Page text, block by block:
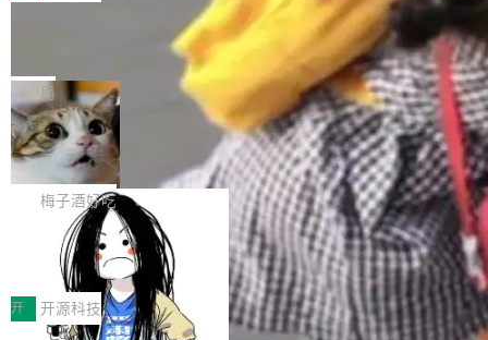
个独立于业务线程的全局通信引擎（Engine），
型或企业内部部署模型提升研发效率。但随着 AI
Coding 从个人辅助工具逐步走向团队级、组织
级应用，企业在规模化落地过程中，对安全性、
可控性和代码质量提出了更高要求。 首先是数据
安全与合规要求。对于大多数普通研发场景，公
有云模型能够满足快速试用和效率提升的需求。
但对于金融、能源、医疗等对数据安全要求较...
各领域的应用成果，覆盖技术底座、行业赋能、
产品应用、支撑保障、专题等五大方向。深信服
AI算力网关（AI创新平台）成功入选！ 随着各行
各业的Agent走向规模化建设，算力构成形态逐
渐丰富，用户关注的重点也在发生变化：不只是
让AI用起来，还要进一步看清混合算力时代下，
Token花在哪里、算力是否被充分利用，以及持
续增长的AI成本该如何优化。 深信服AI算力网关
正是围绕这些实际问题，从Token治理和成本治
理两个方面，让用户的每一份算力都看得清、管
得住、用得稳、省得下、更安全！ 一、从现在开
始，Token使用一目...
Jeff Dean 离开 Google：一个时代的结
束，一个实验室的开始
Google 员工编号 20。MapReduce 作者之一。
Bigtable 作者之一。TensorFlow 的作者之一。
Gemini 的架构师。Google 首席科学家。 Jeff D
ean 在 Google 工作了 27 年后，宣布离职。 他
不是一个人走。一同离开的还有 Sanjay Ghema
wat（Google 员工编号 23，Jeff Dean 二十多
年的编程搭档，MapReduce 和 Bigtable 的共同
作者）、Quoc Le（Google 大脑核心成员，Se
q2Seq 和 DocAI 的共同发明人）以及 Oriol Vin
yals（Gemini 联合负责人，AlphaSta...
局
🔥 SolonCode v2026.8.4 发布：界面
字体可调、22 种语言、记忆搜索增强
打开终端就能上岗的全中文编码智能体，这一轮
把「看得清、用母语、记得住」三件事一次补
齐。 SolonCode 是什么 SolonCode 是杭州无
耳科技研发的企业级终端编码智能体——一位全
中文驱动的数字员工，自主理解需求、规划步
骤、编写代码。不挑模型、不挑平台，curl 一行
装完即用。 开源地址：Gitee · GitCode · GitHu
梅子酒好吃
让“代码语义理解”深度释放AI Coding
价值潜能：华为云码道（CodeArts）
代码仓技术解析
一、代码仓深度理解技术的作用与价值 在软件工
程实践中，代码仓是企业核心知识资产的主要载
体。企业级代码仓库通常包含数十万乃至数百万
开 开源科技